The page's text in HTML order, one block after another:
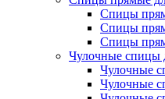
Спицы
Спицы
Спицы
Чулочные спицы
Чулочные
Чулочные